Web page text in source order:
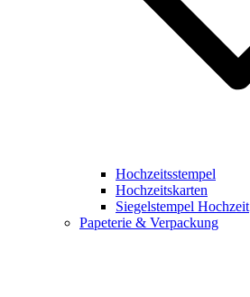
Hochzeitsstempel
Hochzeitskarten
Siegelstempel Hochzeit
Papeterie & Verpackung